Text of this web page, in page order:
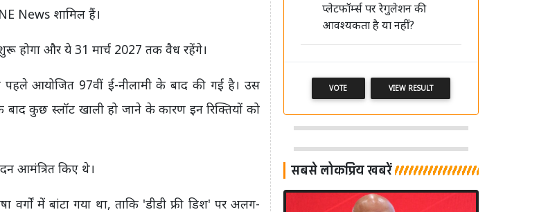
News शामिल हैं।
होगा और ये 31 मार्च 2027 तक वैध रहेंगे।
पहले आयोजित 97वीं ई-नीलामी के बाद की गई है। उस
कुछ स्लॉट खाली हो जाने के कारण इन रिक्तियों को
आमंत्रित किए थे।
वर्गों में बांटा गया था, ताकि 'डीडी फ्री डिश' पर अलग-
मीडिया की साख बचानी है तो पहले खुद
अपने पेशे का सम्मान करें: आलोक मेहता
प्लेटफॉर्म्स पर रेगुलेशन की
आवश्यकता है या नहीं?
VOTE VIEW RESULT
सबसे लोकप्रिय खबरें